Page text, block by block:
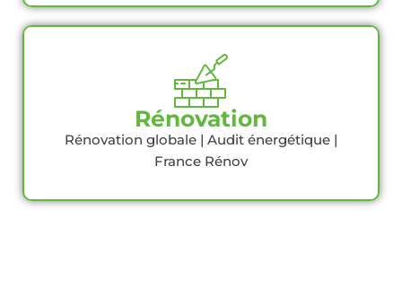
Rénovation
Rénovation globale | Audit énergétique |
France Rénov